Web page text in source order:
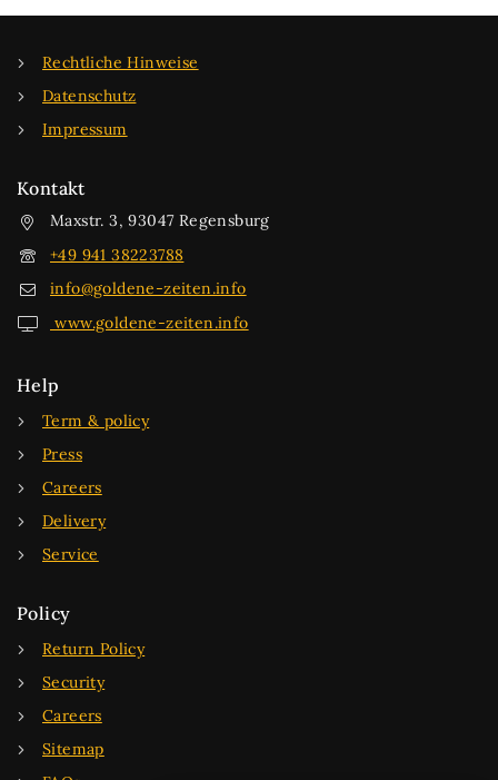
Rechtliche Hinweise
Datenschutz
Impressum
Kontakt
Maxstr. 3, 93047 Regensburg
+49 941 38223788
info@goldene-zeiten.info
www.goldene-zeiten.info
Help
Term & policy
Press
Careers
Delivery
Service
Policy
Return Policy
Security
Careers
Sitemap